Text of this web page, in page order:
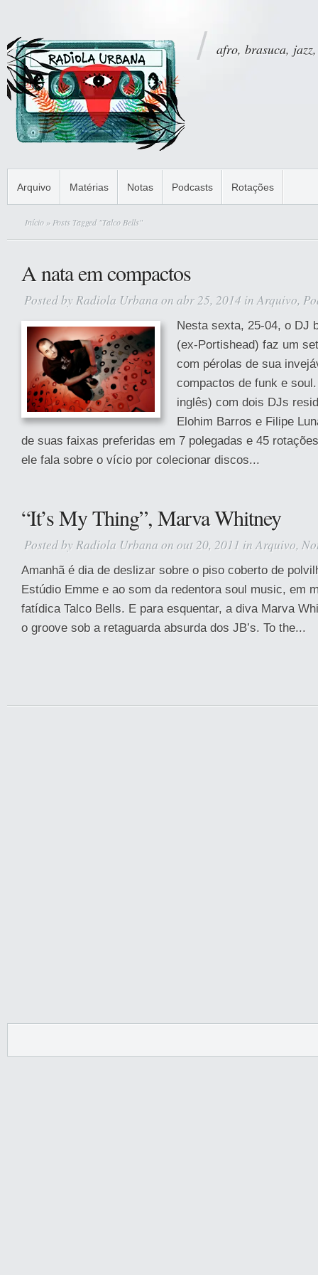
afro, brasuca,
Arquivo Matérias Notas Podcasts Rotações
Início » Posts Tagged "Talco Bells"
A nata em compactos
Posted by Radiola Urbana on abr 25, 2014 inArquivo,
Nesta sexta, 25-04, o DJ
(ex-Portishead) faz um
com pérolas de sua
compactos de funk e
inglês) com dois DJs
Elohim Barros e Filipe
de suas faixas preferidas em 7 polegadas e 45
ele fala sobre o vício por colecionar discos...
“It’s My Thing”, Marva Whitney
Posted by Radiola Urbana on out 20, 2011 inArquivo,
Amanhã é dia de deslizar sobre o piso coberto de
Estúdio Emme e ao som da redentora soul music, em
fatídica Talco Bells. E para esquentar, a diva Marva
o groove sob a retaguarda absurda dos JB’s. To the...